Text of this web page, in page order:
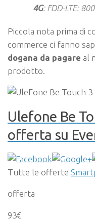
4G: FDD-LTE:
Piccola nota prima di
commerce ci fanno
dogana da pagare al
prodotto.
Ulefone Be
offerta su
Tutte le offerte
offerta
93€